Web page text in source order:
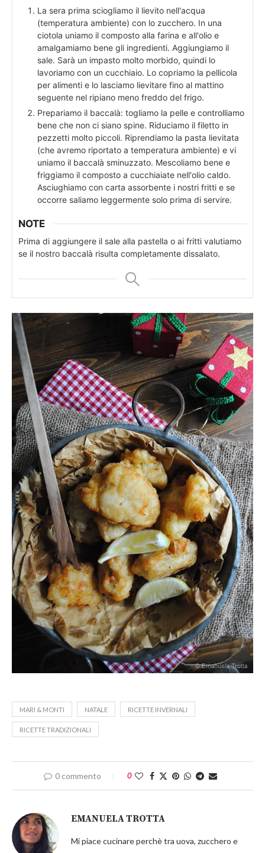
La sera prima sciogliamo il lievito nell'acqua
(temperatura ambiente) con lo zucchero. In una
ciotola uniamo il composto alla farina e all'olio e
amalgamiamo bene gli ingredienti. Aggiungiamo il
sale. Sarà un impasto molto morbido, quindi lo
lavoriamo con un cucchiaio. Lo copriamo la pellicola
per alimenti e lo lasciamo lievitare fino al mattino
seguente nel ripiano meno freddo del frigo.
Prepariamo il baccalà: togliamo la pelle e controlliamo
bene che non ci siano spine. Riduciamo il filetto in
pezzetti molto piccoli. Riprendiamo la pasta lievitata
(che avremo riportato a temperatura ambiente) e vi
uniamo il baccalà sminuzzato. Mescoliamo bene e
friggiamo il composto a cucchiaiate nell'olio caldo.
Asciughiamo con carta assorbente i nostri fritti e se
occorre saliamo leggermente solo prima di servire.
NOTE
Prima di aggiungere il sale alla pastella o ai fritti valutiamo
se il nostro baccalà risulta completamente dissalato.
MARI & MONTI NATALE RICETTE INVERNALI
RICETTE TRADIZIONALI
0 commento 0
EMANUELA TROTTA
Mi piace cucinare perchè tra uova, zucchero e